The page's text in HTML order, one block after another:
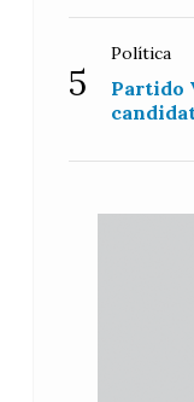
5
Política
Partido